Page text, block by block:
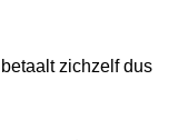
zichzelf dus